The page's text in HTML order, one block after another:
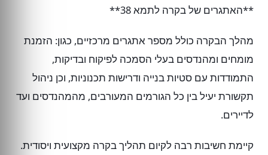
**האתגרים של בקרה לתמא 38**
מהלך הבקרה כולל מספר אתגרים מרכזיים, כגון: הזמנת
מומחים ומהנדסים בעלי הסמכה לפיקוח ובדיקות,
התמודדות עם סטיות בנייה ודרישות תכנוניות, וכן ניהול
תקשורת יעיל בין כל הגורמים המעורבים, מהמהנדסים ועד
לדיירים.
קיימת חשיבות רבה לקיום תהליך בקרה מקצועית ויסודית.